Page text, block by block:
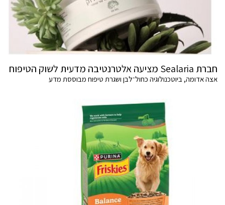
חברת Sealaria מציעה אלטרנטיבה מדעית לשוק הטיפוח
אצה אדומה, ביוטכנולוגיה כחול־לבן ושגרת טיפוח מבוססת מדע